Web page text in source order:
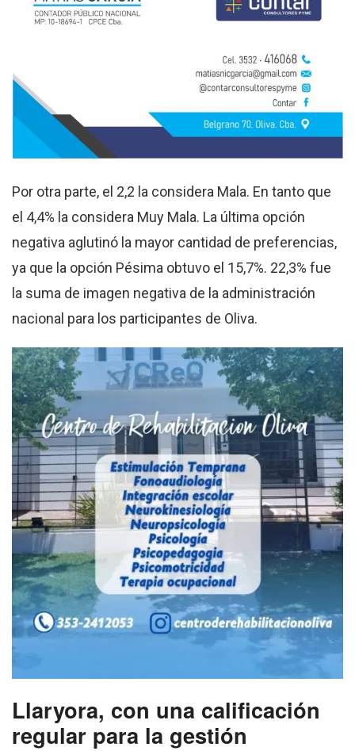
Por otra parte, el 2,2 la considera Mala. En tanto que
el 4,4% la considera Muy Mala. La última opción
negativa aglutinó la mayor cantidad de preferencias,
ya que la opción Pésima obtuvo el 15,7%. 22,3% fue
la suma de imagen negativa de la administración
nacional para los participantes de Oliva.
Llaryora, con una calificación
regular para la gestión